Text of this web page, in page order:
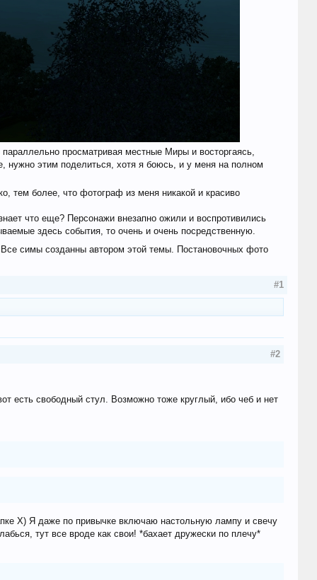
просматривая местные Миры и восторгаясь,
нужно этим поделиться, хотя я боюсь, и у меня на полном
тем более, что фотограф из меня никакой и красиво
что еще? Персонажи внезапно ожили и воспротивились
здесь события, то очень и очень посредственную.
Все симы созданны автором этой темы. Постановочных фото
#1
#2
есть свободный стул. Возможно тоже круглый, ибо чеб и нет
Х) Я даже по привычке включаю настольную лампу и свечу
тут все вроде как свои! *бахает дружески по плечу*